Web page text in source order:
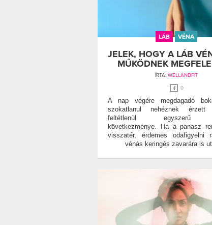
LÁB VÉNA
JELEK, HOGY A LÁB
MŰKÖDNEK
ÍRTA: WELLANDFIT
0
A nap végére megdagadó
szokatlanul nehéznek
feltétlenül egyszerű
következménye. Ha a panasz
visszatér, érdemes
vénás keringés zavarára is